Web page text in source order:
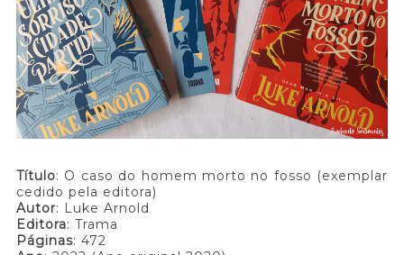
Título: O caso do homem morto no fosso (exemplar
cedido pela editora)
Autor: Luke Arnold
Editora: Trama
Páginas: 472